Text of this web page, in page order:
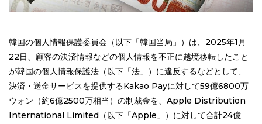
韓国の個人情報保護委員会（以下「韓国当局」）は、2025年1月
22日、顧客の決済情報などの個人情報を不正に越境移転したこと
が韓国の個人情報保護法（以下「法」）に違反するなどとして、
決済・送金サービスを提供するKakao Payに対して59億6800万
ウォン（約6億2500万相当）の制裁金を、Apple Distribution
International Limited（以下「Apple」）に対して合計24億